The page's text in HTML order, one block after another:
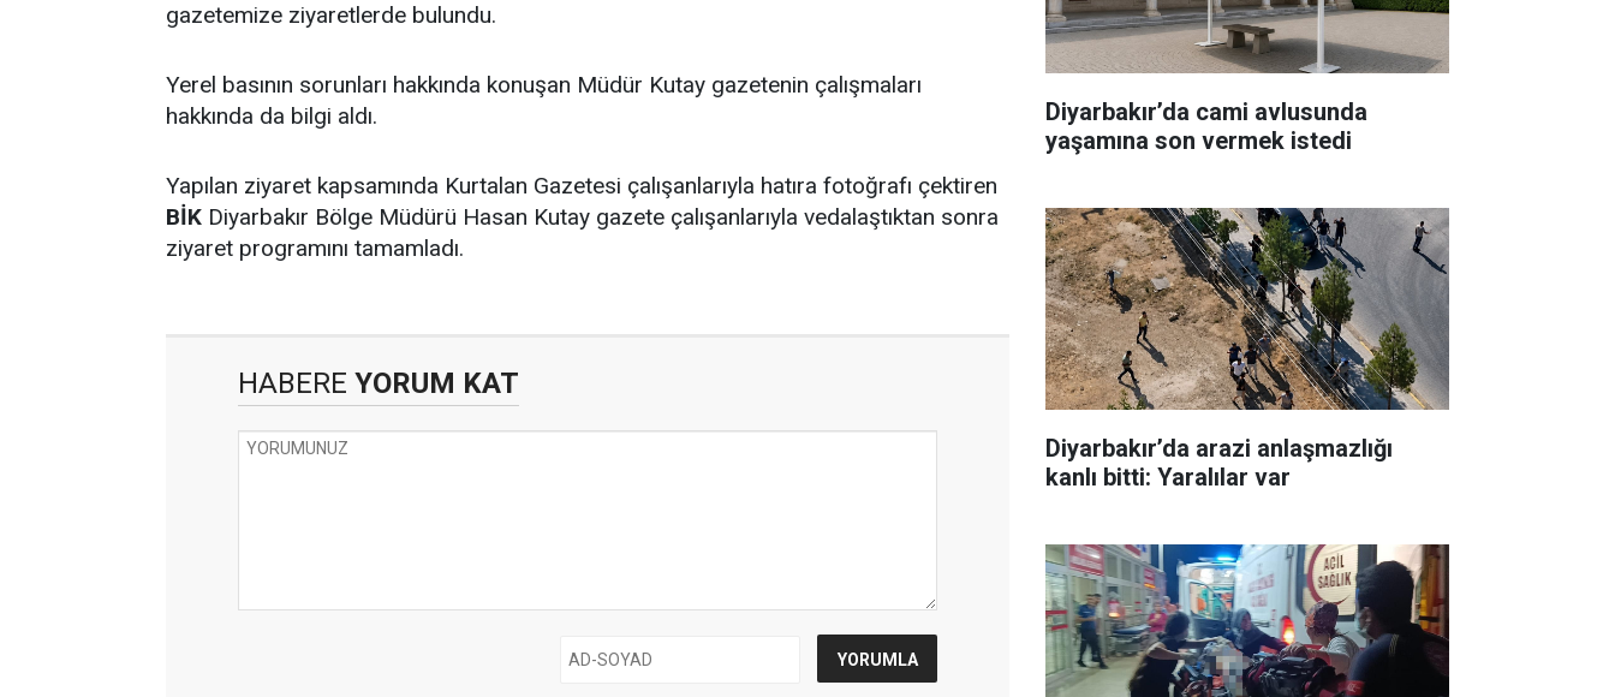
gazetemize ziyaretlerde bulundu.
Yerel basının sorunları hakkında konuşan Müdür Kutay gazetenin çalışmaları
hakkında da bilgi aldı.
Yapılan ziyaret kapsamında Kurtalan Gazetesi çalışanlarıyla hatıra fotoğrafı çektiren
BİK Diyarbakır Bölge Müdürü Hasan Kutay gazete çalışanlarıyla vedalaştıktan sonra
ziyaret programını tamamladı.
HABERE YORUM KAT
Diyarbakır’da cami avlusunda
yaşamına son vermek istedi
Diyarbakır’da arazi anlaşmazlığı
kanlı bitti: Yaralılar var